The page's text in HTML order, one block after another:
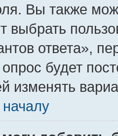
Вы также
выбрать
ответа»,
опрос будет
изменять